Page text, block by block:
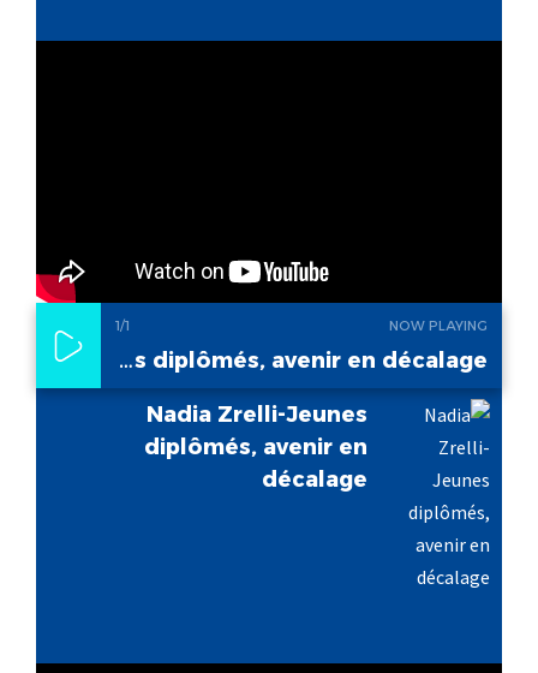
NOW PLAYING
1/1
Nadia Zrelli-Jeunes diplômés, avenir en décalage
Nadia Zrelli-Jeunes
diplômés, avenir en
décalage